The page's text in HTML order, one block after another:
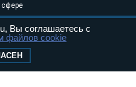
сфере
и
05
ФС77-
Вы соглашаетесь с
файлов cookie